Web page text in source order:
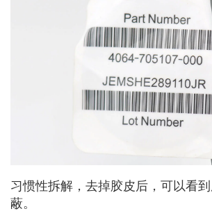
习惯性拆解，去掉胶皮后，可以看
蔽。